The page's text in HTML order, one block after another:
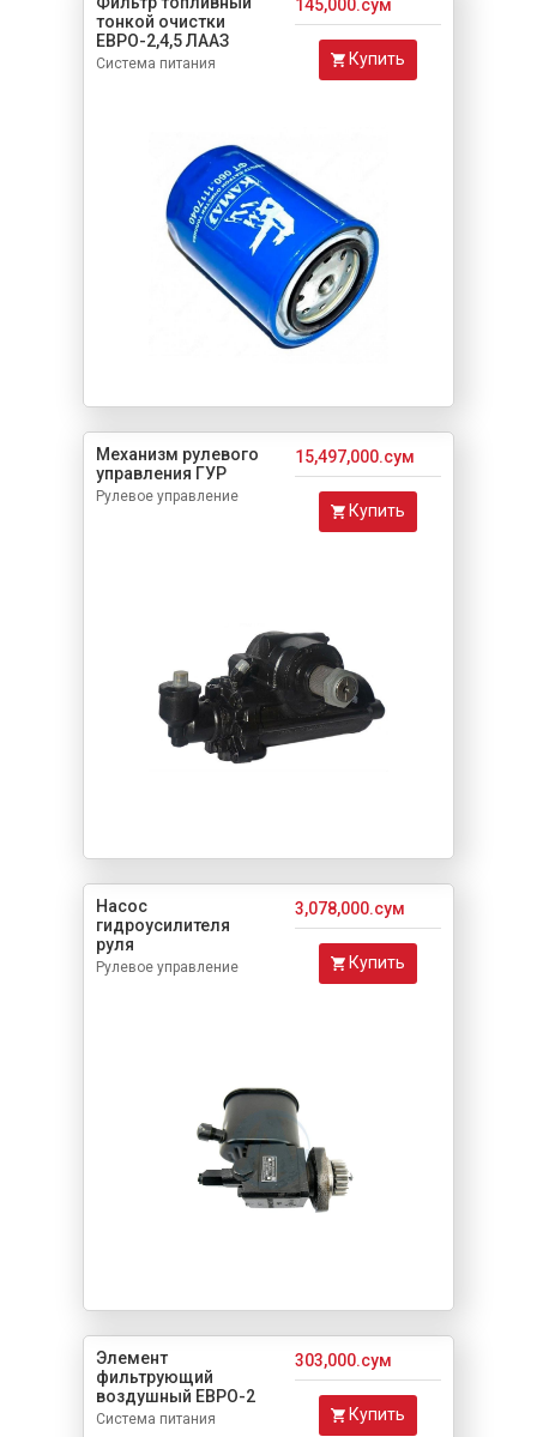
тонкой очистки
ЕВРО-2,4,5 ЛААЗ
Система питания
145,000.сум
Купить
Механизм рулевого
управления ГУР
Рулевое управление
15,497,000.сум
Купить
Насос
гидроусилителя
руля
Рулевое управление
3,078,000.сум
Купить
Элемент
фильтрующий
воздушный ЕВРО-2
Система питания
303,000.сум
Купить